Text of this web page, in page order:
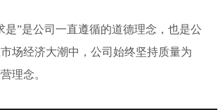
是”是公司一直遵循的道德理念，也是公
场经济大潮中，公司始终坚持质量为
理念。